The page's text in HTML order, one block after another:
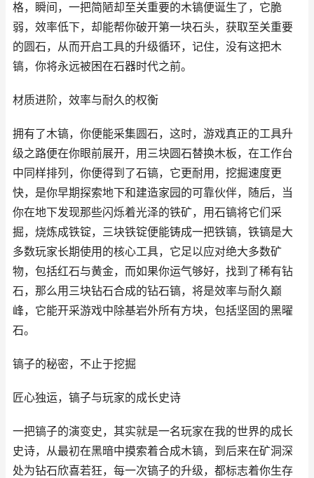
格，瞬间，一把简陋却至关重要的木镐便诞生了，它脆
弱，效率低下，却能帮你破开第一块石头，获取至关重要
的圆石，从而开启工具的升级循环，记住，没有这把木
镐，你将永远被困在石器时代之前。
材质进阶，效率与耐久的权衡
拥有了木镐，你便能采集圆石，这时，游戏真正的工具升
级之路便在你眼前展开，用三块圆石替换木板，在工作台
中同样排列，你便得到了石镐，它更耐用，挖掘速度更
快，是你早期探索地下和建造家园的可靠伙伴，随后，当
你在地下发现那些闪烁着光泽的铁矿，用石镐将它们采
掘，烧炼成铁锭，三块铁锭便能铸成一把铁镐，铁镐是大
多数玩家长期使用的核心工具，它足以应对绝大多数矿
物，包括红石与黄金，而如果你运气够好，找到了稀有钻
石，那么用三块钻石合成的钻石镐，将是效率与耐久巅
峰，它能开采游戏中除基岩外所有方块，包括坚固的黑曜
石。
镐子的秘密，不止于挖掘
匠心独运，镐子与玩家的成长史诗
一把镐子的演变史，其实就是一名玩家在我的世界的成长
史诗，从最初在黑暗中摸索着合成木镐，到后来在矿洞深
处为钻石欣喜若狂，每一次镐子的升级，都标志着你生存